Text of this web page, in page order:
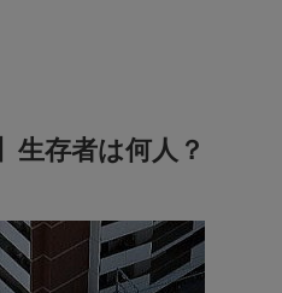
生存者は何人？